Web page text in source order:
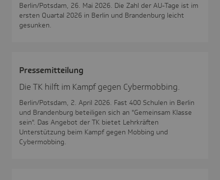
Berlin/Potsdam, 26. Mai 2026. Die Zahl der AU-Tage ist im
ersten Quartal 2026 in Berlin und Brandenburg leicht
gesunken.
Pres­se­mit­tei­lung
Die TK hilft im Kampf gegen Cybermobbing.
Berlin/Potsdam, 2. April 2026. Fast 400 Schulen in Berlin
und Brandenburg beteiligen sich an "Gemeinsam Klasse
sein". Das Angebot der TK bietet Lehrkräften
Unterstützung beim Kampf gegen Mobbing und
Cybermobbing.